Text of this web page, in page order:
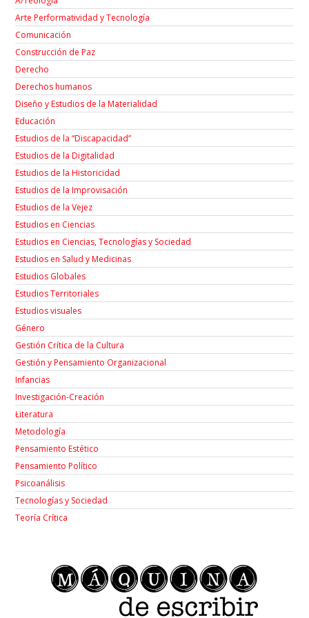
Arte Performatividad y Tecnología
Comunicación
Construcción de Paz
Derecho
Derechos humanos
Diseño y Estudios de la Materialidad
Educación
Estudios de la “Discapacidad”
Estudios de la Digitalidad
Estudios de la Historicidad
Estudios de la Improvisación
Estudios de la Vejez
Estudios en Ciencias
Estudios en Ciencias, Tecnologías y Sociedad
Estudios en Salud y Medicinas
Estudios Globales
Estudios Territoriales
Estudios visuales
Género
Gestión Crítica de la Cultura
Gestión y Pensamiento Organizacional
Infancias
Investigación-Creación
Łiteratura
Metodología
Pensamiento Estético
Pensamiento Político
Psicoanálisis
Tecnologías y Sociedad
Teoría Crítica